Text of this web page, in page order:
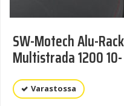
SW-Motech Alu-
Multistrada 1200 10-
Varastossa